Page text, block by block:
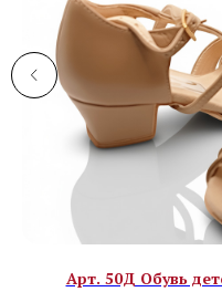
Арт. 50Д Обувь